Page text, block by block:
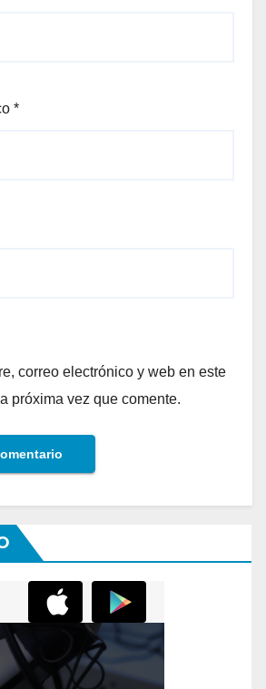
*
correo electrónico y web en este
próxima vez que comente.